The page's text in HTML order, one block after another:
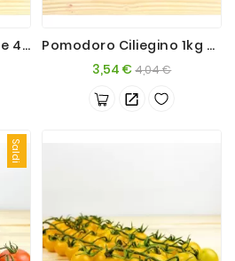
Pomodori Cuore Di Bue 4Kg+
Pomodoro Ciliegino 1kg Con Ramo
3,54 €Prezzo
4,04 €Prezzo
Saldi